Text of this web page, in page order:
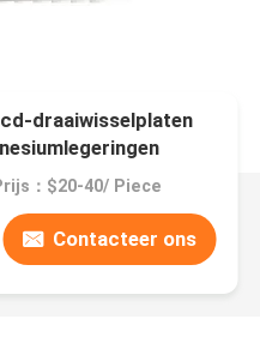
draaiwisselplaten
：$20-40/ Piece
Contacteer ons